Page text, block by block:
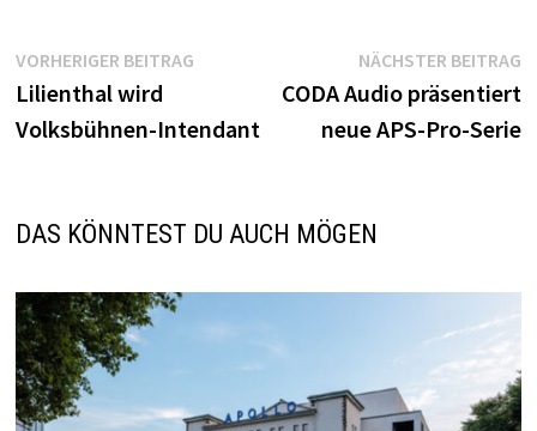
Beitragsnavigation
VORHERIGER BEITRAG
Lilienthal wird
Volksbühnen-Intendant
NÄCHSTER BEITRAG
CODA Audio präsentiert
neue APS-Pro-Serie
DAS KÖNNTEST DU AUCH MÖGEN